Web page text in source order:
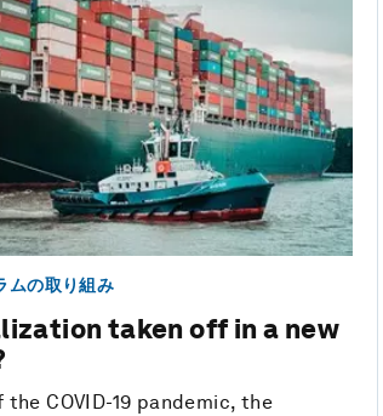
ムの取り組み
taken off in a new
the COVID-19 pandemic, the